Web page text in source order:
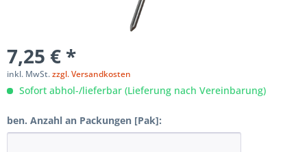
7,25 € *
inkl. MwSt.zzgl. Versandkosten
Sofort abhol-/lieferbar (Lieferung nach Vereinbarung)
ben. Anzahl an Packungen [Pak]: